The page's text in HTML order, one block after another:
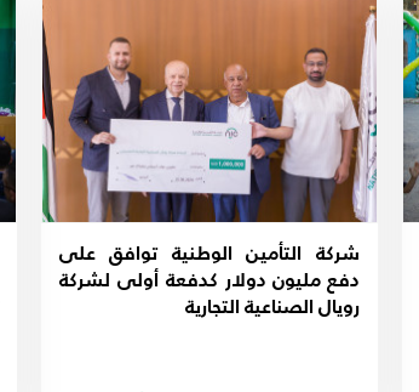
شركة التأمين الوطنية توافق على
دفع مليون دولار كدفعة أولى لشركة
رويال الصناعية التجارية